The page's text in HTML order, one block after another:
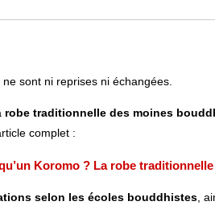
sont ni reprises ni échangées.
robe traditionnelle des moines
complet :
Koromo ? La robe
selon les écoles bouddhistes,